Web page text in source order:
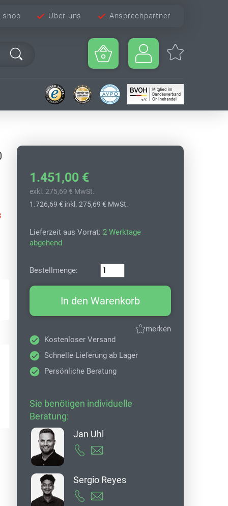
Über uns Ansprechpartner
1.451,00 €
exkl. 275,69 € MwSt.
1.726,69 € inkl. 275,69 € MwSt.
Lieferzeit aus Vorrat: 2 Werktage
abgehend
Bestellmenge:
In den Warenkorb
merken
Kostenloser Versand
Schnelle Lieferung ab Lager
Persönliche Beratung
Sie benötigen individuelle
Beratung:
Jan Uhl
Sergio Reyes